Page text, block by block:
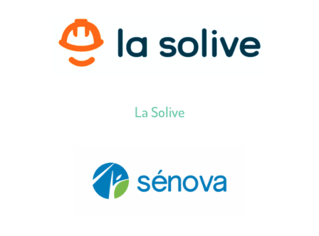
La Solive